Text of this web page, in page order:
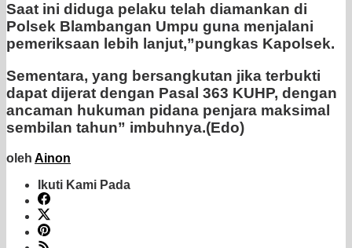
Saat ini diduga pelaku telah diamankan di
Polsek Blambangan Umpu guna menjalani
pemeriksaan lebih lanjut,”pungkas Kapolsek.
Sementara, yang bersangkutan jika terbukti
dapat dijerat dengan Pasal 363 KUHP, dengan
ancaman hukuman pidana penjara maksimal
sembilan tahun” imbuhnya.(Edo)
oleh Ainon
Ikuti Kami Pada